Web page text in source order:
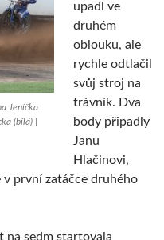
Jeníčka
(bílá) |
upadl ve
druhém
oblouku, ale
rychle odtlačil
svůj stroj na
trávník. Dva
body připadly
Janu
Hlačinovi,
v první zatáčce druhého
na sedm startovala